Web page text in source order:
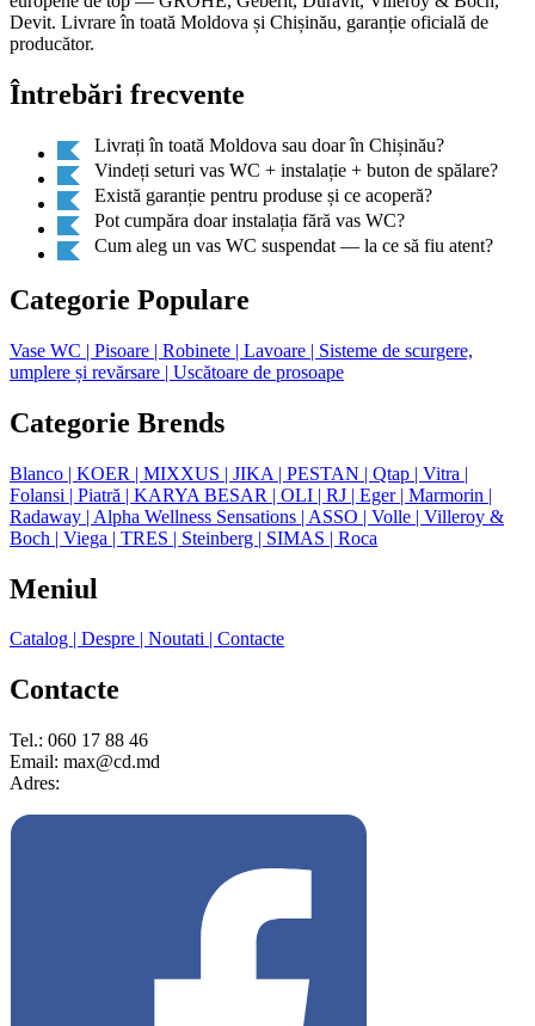
Devit. Livrare în toată Moldova și Chișinău, garanție oficială de
producător.
Întrebări frecvente
Livrați în toată Moldova sau doar în Chișinău?
Vindeți seturi vas WC + instalație + buton de spălare?
Există garanție pentru produse și ce acoperă?
Pot cumpăra doar instalația fără vas WC?
Cum aleg un vas WC suspendat — la ce să fiu atent?
Categorie Populare
Vase WC | Pisoare | Robinete | Lavoare | Sisteme de scurgere,
umplere și revărsare | Uscătoare de prosoape
Categorie Brends
Blanco | KOER | MIXXUS | JIKA | PESTAN | Qtap | Vitra |
Folansi | Piatră | KARYA BESAR | OLI | RJ | Eger | Marmorin |
Radaway | Alpha Wellness Sensations | ASSO | Volle | Villeroy &
Boch | Viega | TRES | Steinberg | SIMAS | Roca
Meniul
Catalog | Despre | Noutati | Contacte
Contacte
Tel.: 060 17 88 46
Email: max@cd.md
Adres: